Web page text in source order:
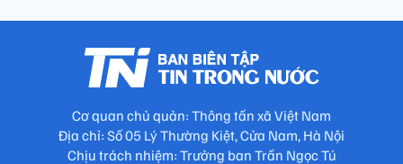
Cơ quan chủ quản: Thông tấn xã Việt Nam
Địa chỉ: Số 05 Lý Thường Kiệt, Cửa Nam, Hà Nội
Chịu trách nhiệm: Trưởng ban Trần Ngọc Tú